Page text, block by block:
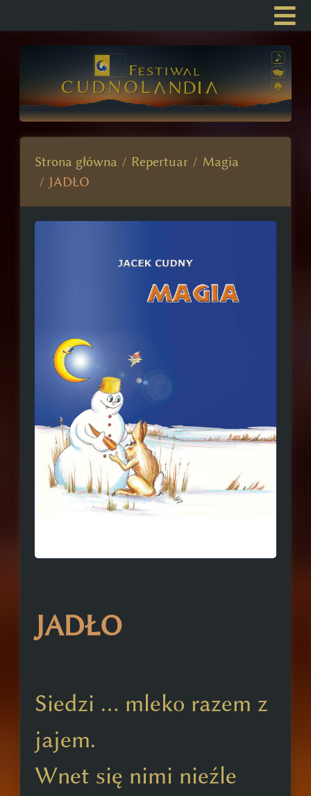
Strona główna Repertuar
Magia
JADŁO
JADŁO
Siedzi ... mleko razem z
jajem.
Wnet się nimi nieźle